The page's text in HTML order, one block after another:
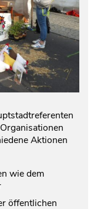
Aktionen
wie dem
öffentlichen